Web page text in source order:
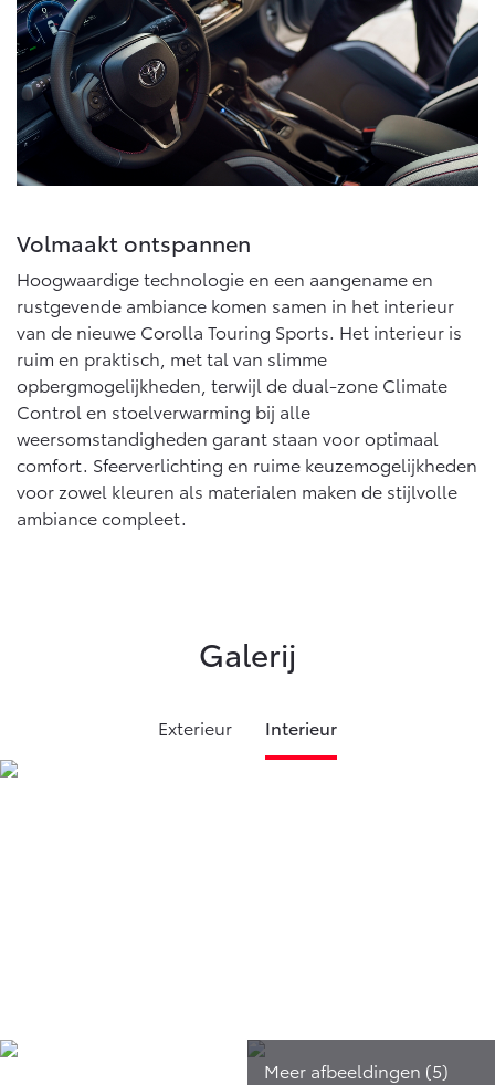
Volmaakt ontspannen
Hoogwaardige technologie en een aangename en
rustgevende ambiance komen samen in het interieur
van de nieuwe Corolla Touring Sports. Het interieur is
ruim en praktisch, met tal van slimme
opbergmogelijkheden, terwijl de dual-zone Climate
Control en stoelverwarming bij alle
weersomstandigheden garant staan voor optimaal
comfort. Sfeerverlichting en ruime keuzemogelijkheden
voor zowel kleuren als materialen maken de stijlvolle
ambiance compleet.
Galerij
Exterieur Interieur